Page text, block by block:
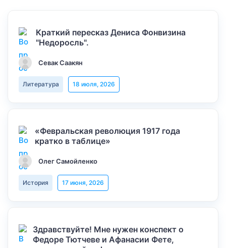
Краткий пересказ Дениса Фонвизина
"Недоросль".
Севак Саакян
Литература 18 июля, 2026
«Февральская революция 1917 года
кратко в таблице»
Олег Самойленко
История 17 июня, 2026
Здравствуйте! Мне нужен конспект о
Федоре Тютчеве и Афанасии Фете,